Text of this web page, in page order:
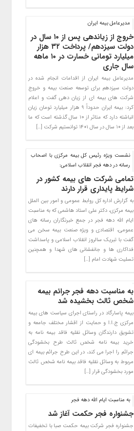
مدیرعامل بیمه ایران
خروج از زیاندهی پس از ۱۰ سال در
دولت سیزدهم/ پرداخت ۳۲ هزار
میلیارد تومانی خسارت در ۱۰ ماهه
سال جاری
مدیرعامل بیمه ایران از اقدامات انجام شده در
دولت سیزدهم برای توسعه صنعت بیمه و خروج
شرکت های بیمه ای از زیان دهی گفت و اعلام
کرد: بیمه ایران حدوداً ۹ هزار میلیارد تومان زیان
انباشته دارد که متاثر از ۱۰ سال گذشته است که ما
بعد از ۱۰ سال در سال ۱۴۰۱ توانستیم شرکت […]
نشست ویژه رئیس کل بیمه مرکزی با اصحاب
رسانه در دهه فجر انقلاب اسلامی:
تمامی شرکت های بیمه کشور در
شرایط پایداری قرار دارند
به گزارش اداره کل روابط عمومی و امور بین الملل
بیمه مرکزی، دکتر علی استاد هاشمی که به مناسبت
ایام الله دهه فجر در جمع خبرنگاران رسانه های
عمومی، اقتصادی و ویژه صنعت بیمه سخن می
گفت با تبریک سالروز انقلاب اسلامی و پاسداشت
فداکاری ها و جانفشانی های شهدا و همچنین
تسلیت شهادت امام […]
به مناسبت دهه فجر جرائم بیمه
شخص ثالث بخشیده شد
بیمه پاسارگاد در راستای اجرای سیاست های بیمه
مرکزی ج.ا.ا و حمایت از اقشار مختلف جامعه و
تشویق دارندگان وسائل نقلیه فاقد بیمه نامه به
خرید بیمه نامه شخص ثالث طرح بخشودگی
جرائم را اجرا می کند، در این طرح جرائم بیمه ای
مربوط به وسائل نقلیه فاقد بیمه نامه شخص ثالث
مورد بخشودگی قرار […]
به مناسبت ایام الله دهه فجر
جشنواره فجر حکمت آغاز شد
جشنواره فجر شرکت بیمه حکمت صبا با تخفیفات